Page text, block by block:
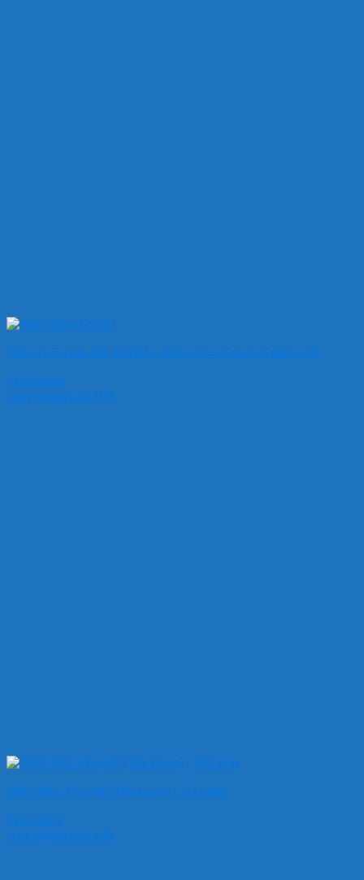
Giấy In Canon KP-108IN – Dùng Cho Canon Selphy CP
Mua hàng
Liên hệXem chi tiết
DNP RX1-HS | 4R (10x15cm) | 700 ảnh
Mua hàng
Liên hệXem chi tiết